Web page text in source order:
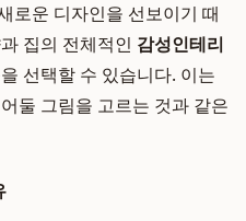
로운 디자인을 선보이기 때
집의 전체적인 감성인테리
선택할 수 있습니다. 이는
둘 그림을 고르는 것과 같은